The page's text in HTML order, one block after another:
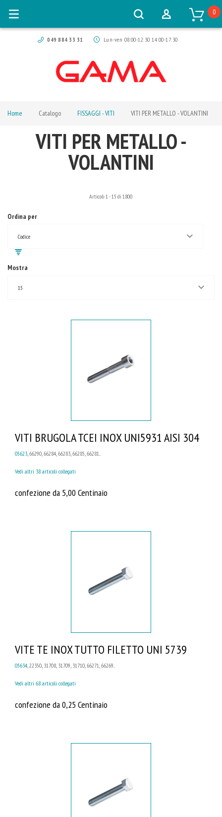
049 884 33 31 Lun-ven 08:00-12:30 14:00-17:30
0
Home Catalogo FISSAGGI - VITI VITI PER METALLO - VOLANTINI
VITI PER METALLO -
VOLANTINI
Ordina per
Codice
Articoli 1 -15 di 1800
Mostra
15
VITI BRUGOLA TCEI INOX UNI5931 AISI 304
05623, 66290, 66284, 66283, 66285, 66281...
Vedi altri 38 articoli collegati
confezione da 5,00 Centinaio
VITE TE INOX TUTTO FILETTO UNI 5739
05634 , 22350, 31708, 31709, 31710, 66271, 66269...
Vedi altri 68 articoli collegati
confezione da 0,25 Centinaio